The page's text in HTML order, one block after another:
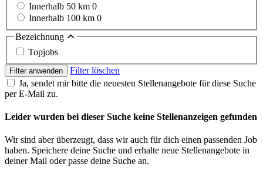
Innerhalb 50 km 0
Innerhalb 100 km 0
Bezeichnung
Topjobs
Filter anwenden
Filter löschen
Ja, sendet mir bitte die neuesten Stellenangebote für diese Suche
per E-Mail zu.
Leider wurden bei dieser Suche keine Stellenanzeigen gefunden
Wir sind aber überzeugt, dass wir auch für dich einen passenden Job
haben. Speichere deine Suche und erhalte neue Stellenangebote in
deiner Mail oder passe deine Suche an.